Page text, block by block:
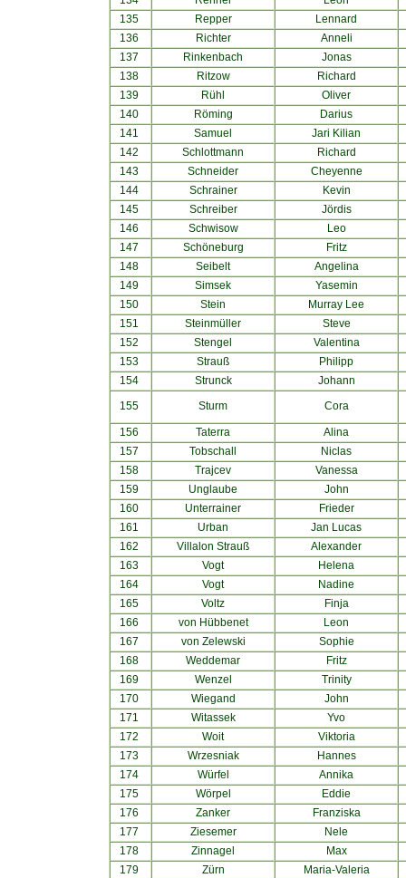
135
Repper
Lennard
136
Richter
Anneli
137
Rinkenbach
Jonas
138
Ritzow
Richard
139
Rühl
Oliver
140
Röming
Darius
141
Samuel
Jari Kilian
142
Schlottmann
Richard
143
Schneider
Cheyenne
144
Schrainer
Kevin
145
Schreiber
Jördis
146
Schwisow
Leo
147
Schöneburg
Fritz
148
Seibelt
Angelina
149
Simsek
Yasemin
150
Stein
Murray Lee
151
Steinmüller
Steve
152
Stengel
Valentina
153
Strauß
Philipp
154
Strunck
Johann
155
Sturm Cora
156 Taterra
Alina
157
Tobschall
Niclas
158
Trajcev
Vanessa
159
Unglaube
John
160
Unterrainer
Frieder
161
Urban
Jan Lucas
162
Villalon Strauß
Alexander
163
Vogt
Helena
164
Vogt
Nadine
165
Voltz
Finja
166
von Hübbenet
Leon
167
von Zelewski
Sophie
168
Weddemar
Fritz
169
Wenzel
Trinity
170
Wiegand
John
171
Witassek
Yvo
172
Woit
Viktoria
173
Wrzesniak
Hannes
174
Würfel
Annika
175
Wörpel
Eddie
176
Zanker
Franziska
177
Ziesemer
Nele
178
Zinnagel
Max
179
Zürn Maria-Valeria